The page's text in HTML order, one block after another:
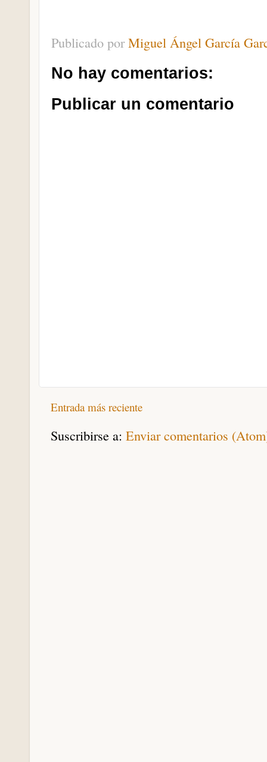
Publicado porMiguel Ángel García
No hay comentarios:
Publicar un comentario
Entrada más reciente
Suscribirse a: Enviar comentarios